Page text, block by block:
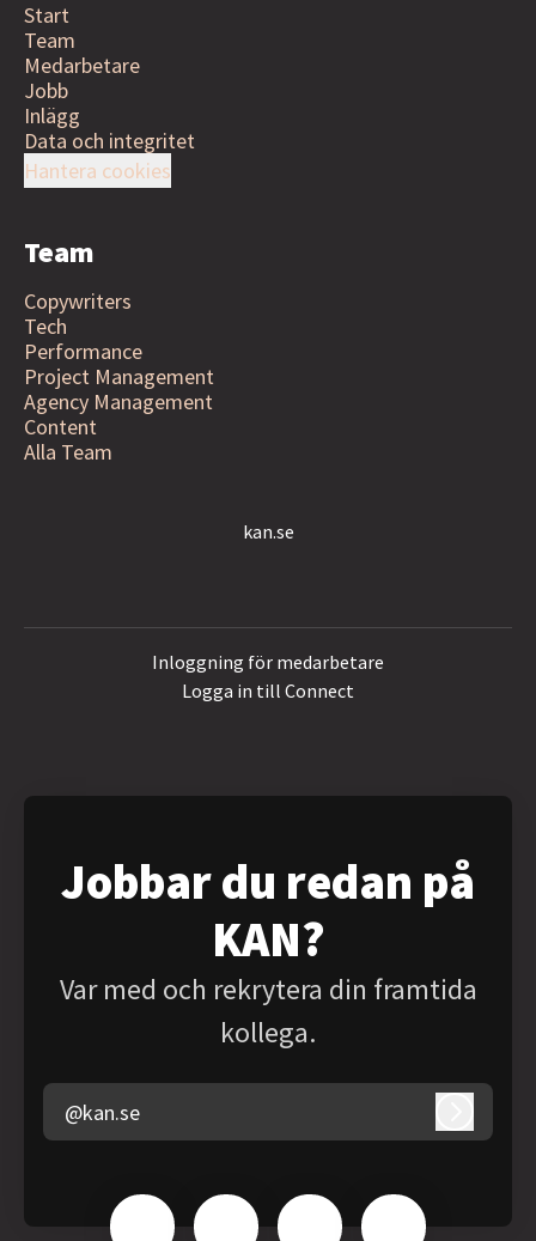
Start
Team
Medarbetare
Jobb
Inlägg
Data och integritet
Hantera cookies
Team
Copywriters
Tech
Performance
Project Management
Agency Management
Content
Alla Team
kan.se
Inloggning för medarbetare
Logga in till Connect
Jobbar du redan på
KAN?
Var med och rekrytera din framtida
kollega.
@kan.se